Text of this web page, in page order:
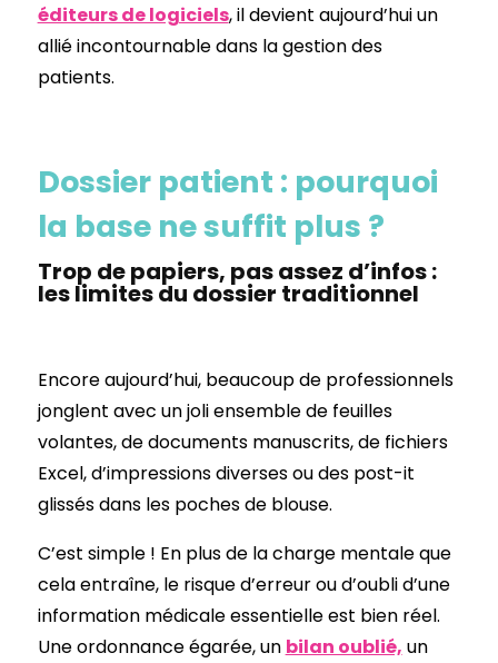
éditeurs de logiciels, il devient aujourd’hui un
allié incontournable dans la gestion des
patients.
Dossier patient : pourquoi
la base ne suffit plus ?
Trop de papiers, pas assez d’infos :
les limites du dossier traditionnel
Encore aujourd’hui, beaucoup de professionnels
jonglent avec un joli ensemble de feuilles
volantes, de documents manuscrits, de fichiers
Excel, d’impressions diverses ou des post-it
glissés dans les poches de blouse.
C’est simple ! En plus de la charge mentale que
cela entraîne, le risque d’erreur ou d’oubli d’une
information médicale essentielle est bien réel.
Une ordonnance égarée, un bilan oublié, un